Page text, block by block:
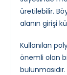
üretilebilir.
alanın girişi
Kullanılan
önemli olan